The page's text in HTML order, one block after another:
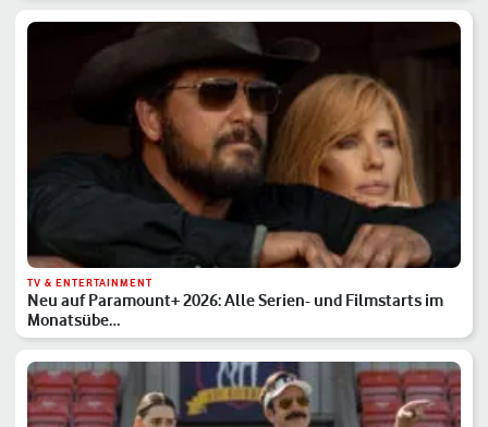
TV & ENTERTAINMENT
Neu auf Paramount+ 2026: Alle Serien- und Filmstarts im
Monatsübe…